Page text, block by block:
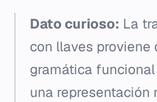
Dato curioso: La
con llaves proviene
gramática
una representación